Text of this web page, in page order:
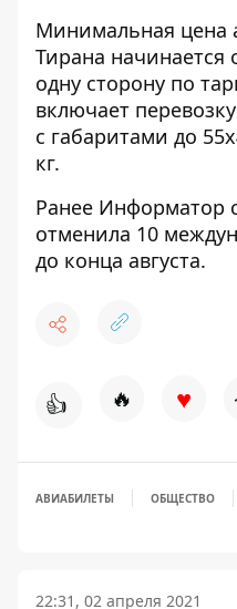
Минимальная цена
Тирана начинается
одну сторону по
включает
с габаритами до
кг.
Ранее Информатор
отменила 10
до конца августа.
👍 🔥 ♥
АВИАБИЛЕТЫ ОБЩЕСТВО
22:31, 02 апреля 2021